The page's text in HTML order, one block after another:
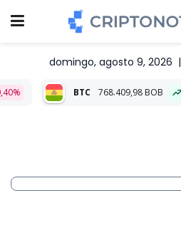
domingo, agosto 9, 2026 |
BTC 768.409,98 BOB 0,03% ETH